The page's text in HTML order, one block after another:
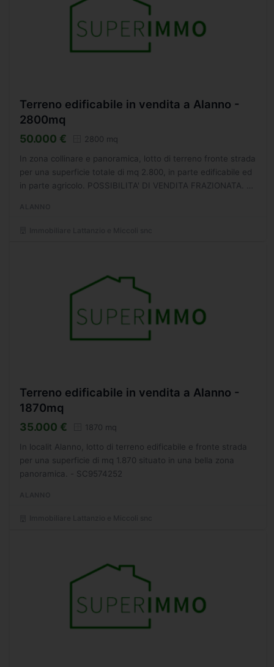
Terreno edificabile in vendita a Alanno -
2800mq
50.000 € 2800 mq
In zona collinare e panoramica, lotto di terreno fronte strada
per una superficie totale di mq 2.800, in parte edificabile ed
in parte agricolo. POSSIBILITA' DI VENDITA FRAZIONATA. -
Terreno edificabile in vendita a Alanno -
1870mq
35.000 € 1870 mq
In localit Alanno, lotto di terreno edificabile e fronte strada
per una superficie di mq 1.870 situato in una bella zona
panoramica. - SC9574252